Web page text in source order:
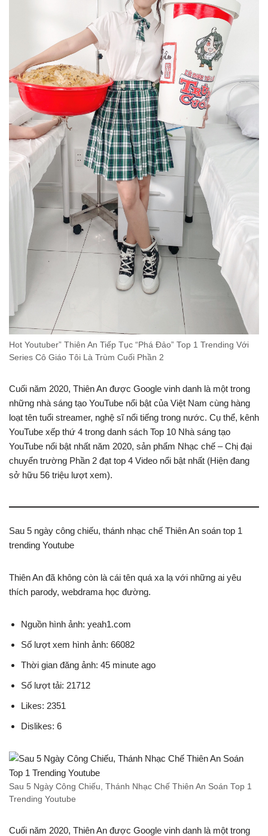
Hot Youtuber” Thiên An Tiếp Tục “Phá Đảo” Top 1 Trending Với
Series Cô Giáo Tôi Là Trùm Cuối Phần 2
Cuối năm 2020, Thiên An được Google vinh danh là một trong
những nhà sáng tạo YouTube nổi bật của Việt Nam cùng hàng
loạt tên tuổi streamer, nghệ sĩ nổi tiếng trong nước. Cụ thể, kênh
YouTube xếp thứ 4 trong danh sách Top 10 Nhà sáng tạo
YouTube nổi bật nhất năm 2020, sản phẩm Nhạc chế – Chị đại
chuyển trường Phần 2 đạt top 4 Video nổi bật nhất (Hiện đang
sở hữu 56 triệu lượt xem).
Sau 5 ngày công chiếu, thánh nhạc chế Thiên An soán top 1
trending Youtube
Thiên An đã không còn là cái tên quá xa lạ với những ai yêu
thích parody, webdrama học đường.
Nguồn hình ảnh: yeah1.com
Số lượt xem hình ảnh: 66082
Thời gian đăng ảnh: 45 minute ago
Số lượt tải: 21712
Likes: 2351
Dislikes: 6
Sau 5 Ngày Công Chiếu, Thánh Nhạc Chế Thiên An Soán Top 1
Trending Youtube
Cuối năm 2020, Thiên An được Google vinh danh là một trong